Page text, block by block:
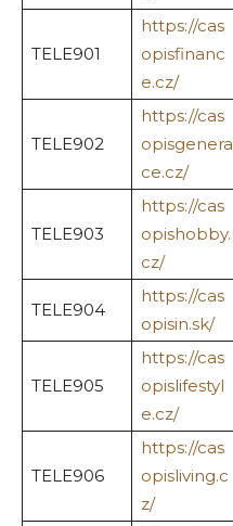
TELE901
https://cas
opisfinanc
e.cz/
TELE902
https://cas
opisgenera
ce.cz/
TELE903
https://cas
opishobby.
cz/
TELE904
https://cas
opisin.sk/
TELE905
https://cas
opislifestyl
e.cz/
TELE906
https://cas
opisliving.c
z/